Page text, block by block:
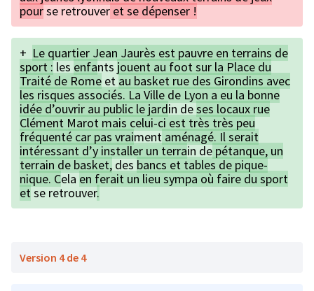
pourse retrouver et se dépenser !
+ Le quartier Jean Jaurès est pauvre en terrains de
sport : les enfants jouent au foot sur la Place du
Traité de Rome et au basket rue des Girondins avec
les risques associés. La Ville de Lyon a eu la bonne
idée d’ouvrir au public le jardin deses locaux rue
Clément Marot mais celui-ci est très très peu
fréquenté car pas vraiment aménagé. Il serait
intéressant d’y installer un terrain de pétanque, un
terrain de basket, des bancs et tables de pique-
nique. Cela en ferait un lieu sympa où faire du sport
etse retrouver.
Version 4 de 4